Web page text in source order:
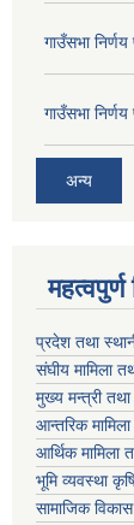
गाउँसभा
गाउँसभा
अन्य
प्रदेश तथा
संघीय मामिला
मुख्य मन्त्री तथा
आन्तरिक
आर्थिक मामिला
भूमि व्यवस्था
सामाजिक